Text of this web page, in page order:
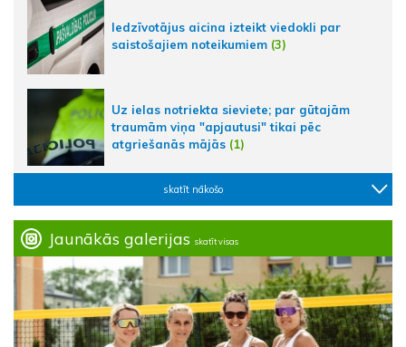
Iedzīvotājus aicina izteikt viedokli par
saistošajiem noteikumiem (3)
Uz ielas notriekta sieviete; par gūtajām
traumām viņa "apjautusi" tikai pēc
atgriešanās mājās (1)
skatīt nākošo
Jaunākās galerijas skatīt visas